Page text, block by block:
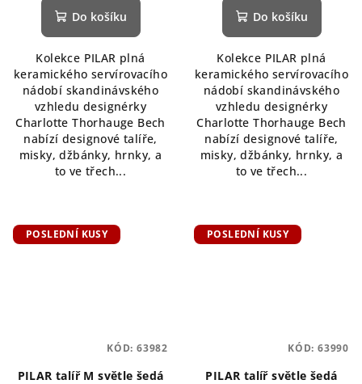
Do košíku
Kolekce PILAR plná
keramického servírovacího
nádobí skandinávského
vzhledu designérky
Charlotte Thorhauge Bech
nabízí designové talíře,
misky, džbánky, hrnky, a
to ve třech...
Do košíku
Kolekce PILAR plná
keramického servírovacího
nádobí skandinávského
vzhledu designérky
Charlotte Thorhauge Bech
nabízí designové talíře,
misky, džbánky, hrnky, a
to ve třech...
POSLEDNÍ KUSY
PILAR talíř M světle šedá
KÓD: 63982
POSLEDNÍ KUSY
PILAR talíř světle šedá
KÓD: 63990